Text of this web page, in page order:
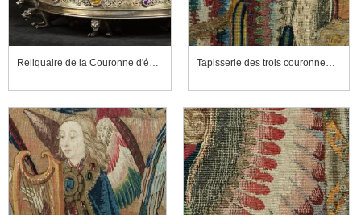
Reliquaire de la Couronne d'épines (détail) Tapisserie des trois couronnements, détail de la scène centrale, le Couronnement de la Vierge